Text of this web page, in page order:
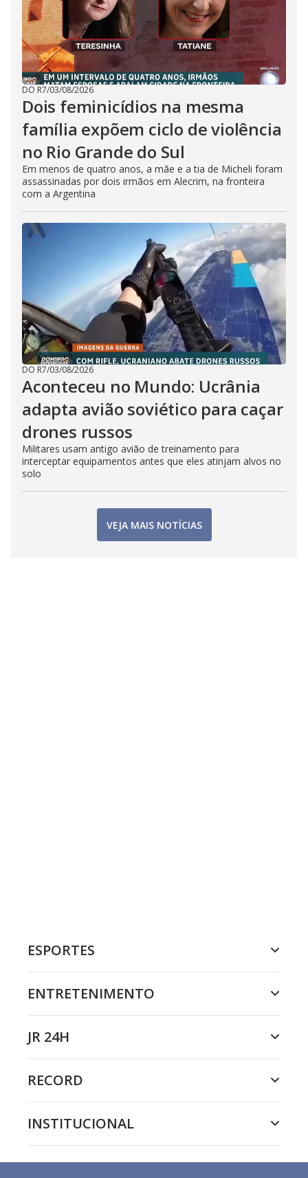
DO R7/03/08/2026
Dois feminicídios na mesma
família expõem ciclo de violência
no Rio Grande do Sul
Em menos de quatro anos, a mãe e a tia de Micheli foram
assassinadas por dois irmãos em Alecrim, na fronteira
com a Argentina
DO R7/03/08/2026
Aconteceu no Mundo: Ucrânia
adapta avião soviético para caçar
drones russos
Militares usam antigo avião de treinamento para
interceptar equipamentos antes que eles atinjam alvos no
solo
VEJA MAIS NOTÍCIAS
ESPORTES
ENTRETENIMENTO
JR 24H
RECORD
INSTITUCIONAL